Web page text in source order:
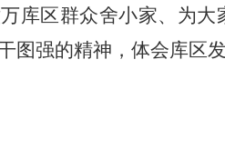
库区群众舍小家、为
图强的精神，体会库区